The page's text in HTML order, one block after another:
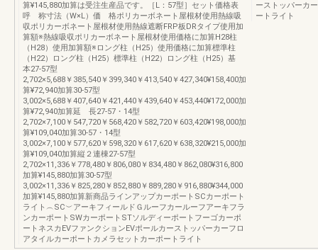
算¥145,880加算は受注生産品です。［L：57型］セット価格表
呼 称寸法（W×L）価 格ポリカーボネート屋根材使用熱線吸
収ポリカーボネート屋根材使用熱線遮断FRP板DRタイプ使用加
算額※熱線吸収ポリカーボネート屋根材使用価格に加算H28柱
（H28）使用加算額※ロング柱（H25）使用価格に加算標準柱
（H22）ロング柱（H25）標準柱（H22）ロング柱（H25）基
本27-57型
2,702×5,688￥385,540￥399,340￥413,540￥427,340¥158,400加
算¥72,940加算30-57型
3,002×5,688￥407,640￥421,440￥439,640￥453,440¥172,000加
算¥72,940加算延 長27-57・14型
2,702×7,100￥547,720￥568,420￥582,720￥603,420¥198,000加
算¥109,040加算30-57・14型
3,002×7,100￥577,620￥598,320￥617,620￥638,320¥215,000加
算¥109,040加算縦２連棟27-57型
2,702×11,336￥778,480￥806,080￥834,480￥862,080¥316,800
加算¥145,880加算30-57型
3,002×11,336￥825,280￥852,880￥889,280￥916,880¥344,000
加算¥145,880加算新商品ラインアップカーポートSCカーポート
ライト︵SC︶アーキフィールドＧルーフカールーフアーキフラ
ンカーポートSWカーポートSTソルディーポートフーゴカーポ
ートネスカEVファンクションEVポールカーストッパーカーフロ
アタイルカーポートカメラセットカーポートライト
ーストッパーカ
ートライト